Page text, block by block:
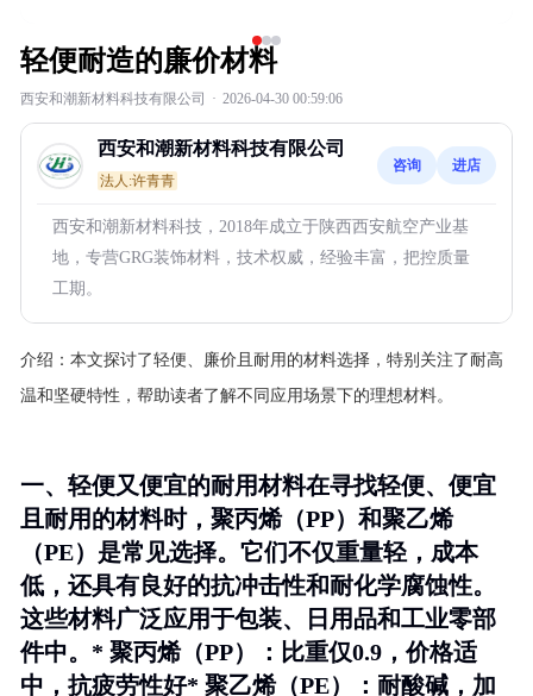
轻便耐造的廉价材料
西安和潮新材料科技有限公司 · 2026-04-30 00:59:06
西安和潮新材料科技有限公司
法人:许青青
咨询 进店
西安和潮新材料科技，2018年成立于陕西西安航空产业基
地，专营GRG装饰材料，技术权威，经验丰富，把控质量
工期。
介绍： 本文探讨了轻便、廉价且耐用的材料选择，特别关注了耐高
温和坚硬特性，帮助读者了解不同应用场景下的理想材料。
一、轻便又便宜的耐用材料在寻找轻便、便宜
且耐用的材料时，聚丙烯（PP）和聚乙烯
（PE）是常见选择。它们不仅重量轻，成本
低，还具有良好的抗冲击性和耐化学腐蚀性。
这些材料广泛应用于包装、日用品和工业零部
件中。* 聚丙烯（PP）
：比重仅0.9，价格适
中，抗疲劳性好* 聚乙烯（PE）
：耐酸碱，加